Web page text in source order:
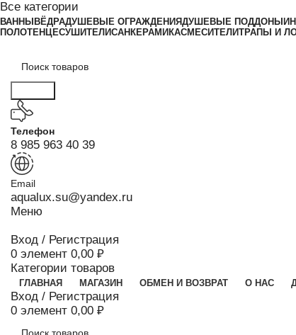
Все категории
ВАННЫ ВЁДРАДУШЕВЫЕ ОГРАЖДЕНИЯДУШЕВЫЕ ПОДДОНЫ
ПОЛОТЕНЦЕСУШИТЕЛИСАНКЕРАМИКАСМЕСИТЕЛИТРАПЫ И
Телефон
8 985 963 40 39
Email
aqualux.su@yandex.ru
Меню
Вход / Регистрация
0 элемент 0,00 ₽
Категории товаров
ГЛАВНАЯ МАГАЗИН ОБМЕН И ВОЗВРАТ О НАС
Вход / Регистрация
0 элемент 0,00 ₽